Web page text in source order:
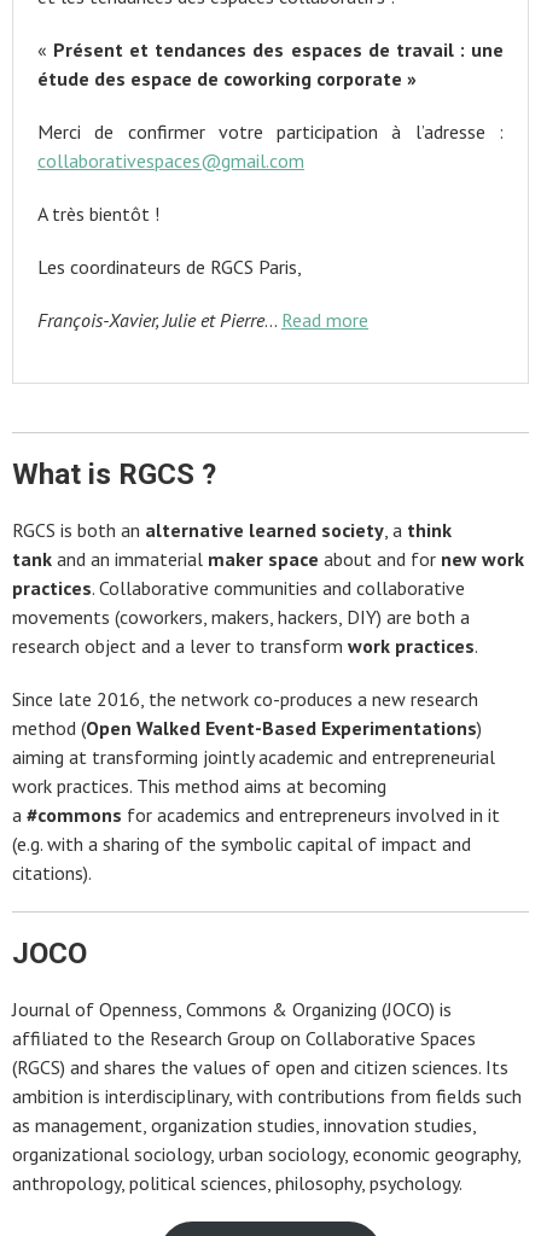
« Présent et tendances des espaces de travail : une
étude des espace de coworking corporate »
Merci de confirmer votre participation à l’adresse :
collaborativespaces@gmail.com
A très bientôt !
Les coordinateurs de RGCS Paris,
François-Xavier, Julie et Pierre… Read more
What is RGCS ?
RGCS is both an alternative learned society, a think
tank and an immaterial maker space about and for new work
practices. Collaborative communities and collaborative
movements (coworkers, makers, hackers, DIY) are both a
research object and a lever to transform work practices.
Since late 2016, the network co-produces a new research
method (Open Walked Event-Based Experimentations)
aiming at transforming jointly academic and entrepreneurial
work practices. This method aims at becoming
a #commons for academics and entrepreneurs involved in it
(e.g. with a sharing of the symbolic capital of impact and
citations).
JOCO
Journal of Openness, Commons & Organizing (JOCO) is
affiliated to the Research Group on Collaborative Spaces
(RGCS) and shares the values of open and citizen sciences. Its
ambition is interdisciplinary, with contributions from fields such
as management, organization studies, innovation studies,
organizational sociology, urban sociology, economic geography,
anthropology, political sciences, philosophy, psychology.